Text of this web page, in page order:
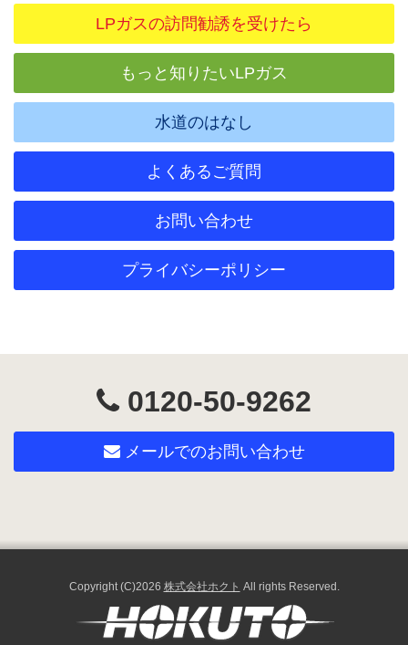
LPガスの訪問勧誘を受けたら
もっと知りたいLPガス
水道のはなし
よくあるご質問
お問い合わせ
プライバシーポリシー
0120-50-9262
メールでのお問い合わせ
Copyright (C)2026 株式会社ホクト All rights Reserved.